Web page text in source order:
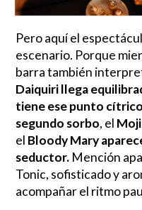
Pero aquí el
escenario. Porque
barra también
Daiquiri llega
tiene ese punto
segundo sorbo, el
el Bloody Mary
seductor.Mención
Tonic, sofisticado y
acompañar el ritmo